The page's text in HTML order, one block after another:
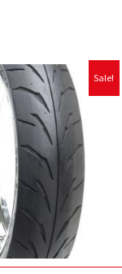
Sale!